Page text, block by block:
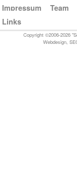
Impressum
Team
Links
Copyright ©2006-2026
Webdesign,